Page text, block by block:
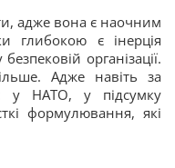
адже вона є наочним
глибокою є інерція
організації.
Адже навіть за
у НАТО, у підсумку
формулювання, які